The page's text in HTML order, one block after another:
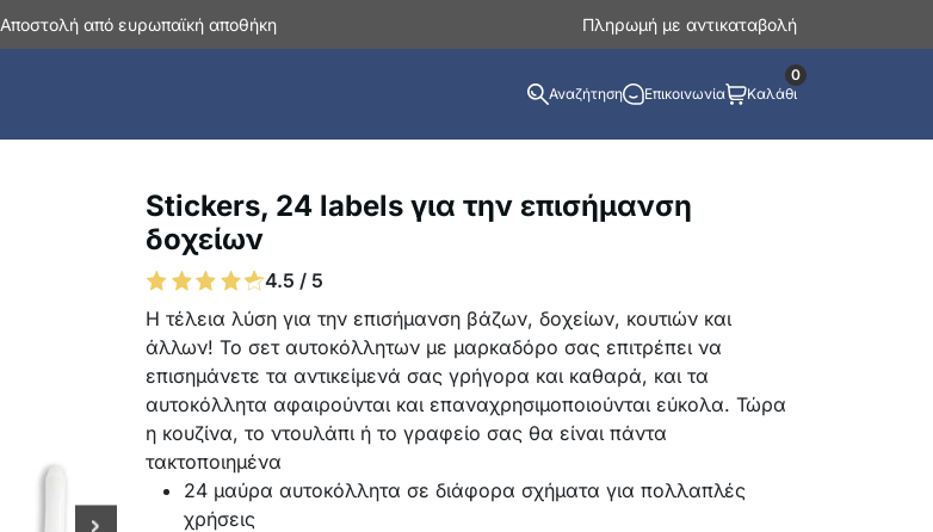
Αποστολή από ευρωπαϊκή αποθήκη Πληρωμή με αντικαταβολή
Αναζήτηση Επικοινωνία Καλάθι
0
Stickers, 24 labels για την επισήμανση
δοχείων
4.5 / 5
Η τέλεια λύση για την επισήμανση βάζων, δοχείων, κουτιών και
άλλων! Το σετ αυτοκόλλητων με μαρκαδόρο σας επιτρέπει να
επισημάνετε τα αντικείμενά σας γρήγορα και καθαρά, και τα
αυτοκόλλητα αφαιρούνται και επαναχρησιμοποιούνται εύκολα. Τώρα
η κουζίνα, το ντουλάπι ή το γραφείο σας θα είναι πάντα
τακτοποιημένα
24 μαύρα αυτοκόλλητα σε διάφορα σχήματα για πολλαπλές
χρήσεις